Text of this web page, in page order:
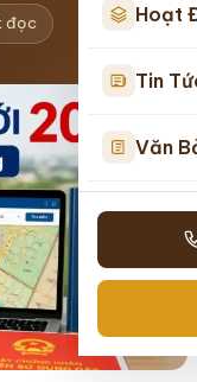
Hoạt
Tin
Văn
đọc